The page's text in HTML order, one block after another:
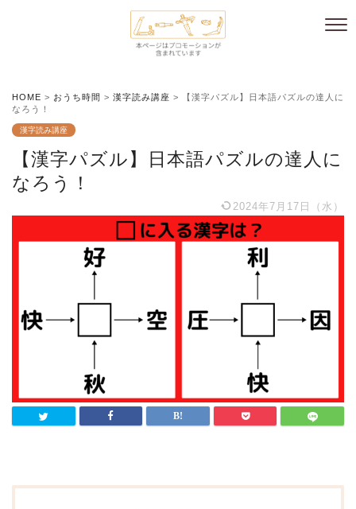
HOME > おうち時間 > 漢字読み講座 >
【漢字パズル】日本語パズルの達人に
なろう！
漢字読み講座
【漢字パズル】日本語パズルの達人に
なろう！
2024年7月17日（水）